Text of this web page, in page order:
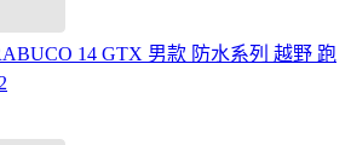
14 GTX 男款 防水系列 越野 跑